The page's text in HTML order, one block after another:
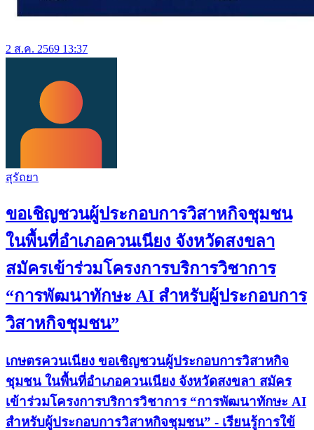
2 ส.ค. 2569 13:37
สุรัถยา
ขอเชิญชวนผู้ประกอบการวิสาหกิจชุมชน
ในพื้นที่อำเภอควนเนียง จังหวัดสงขลา
สมัครเข้าร่วมโครงการบริการวิชาการ
“การพัฒนาทักษะ AI สำหรับผู้ประกอบการ
วิสาหกิจชุมชน”
เกษตรควนเนียง ขอเชิญชวนผู้ประกอบการวิสาหกิจ
ชุมชน ในพื้นที่อำเภอควนเนียง จังหวัดสงขลา สมัคร
เข้าร่วมโครงการบริการวิชาการ “การพัฒนาทักษะ AI
สำหรับผู้ประกอบการวิสาหกิจชุมชน” - เรียนรู้การใข้